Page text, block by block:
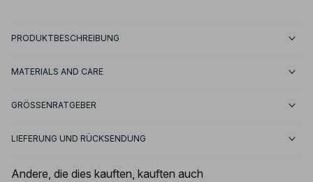
PRODUKTBESCHREIBUNG
MATERIALS AND CARE
GRÖSSENRATGEBER
LIEFERUNG UND RÜCKSENDUNG
Andere, die dies kauften, kauften auch